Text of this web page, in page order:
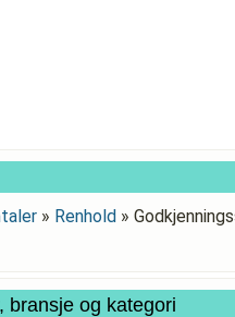
» Renhold »
bransje og kategori